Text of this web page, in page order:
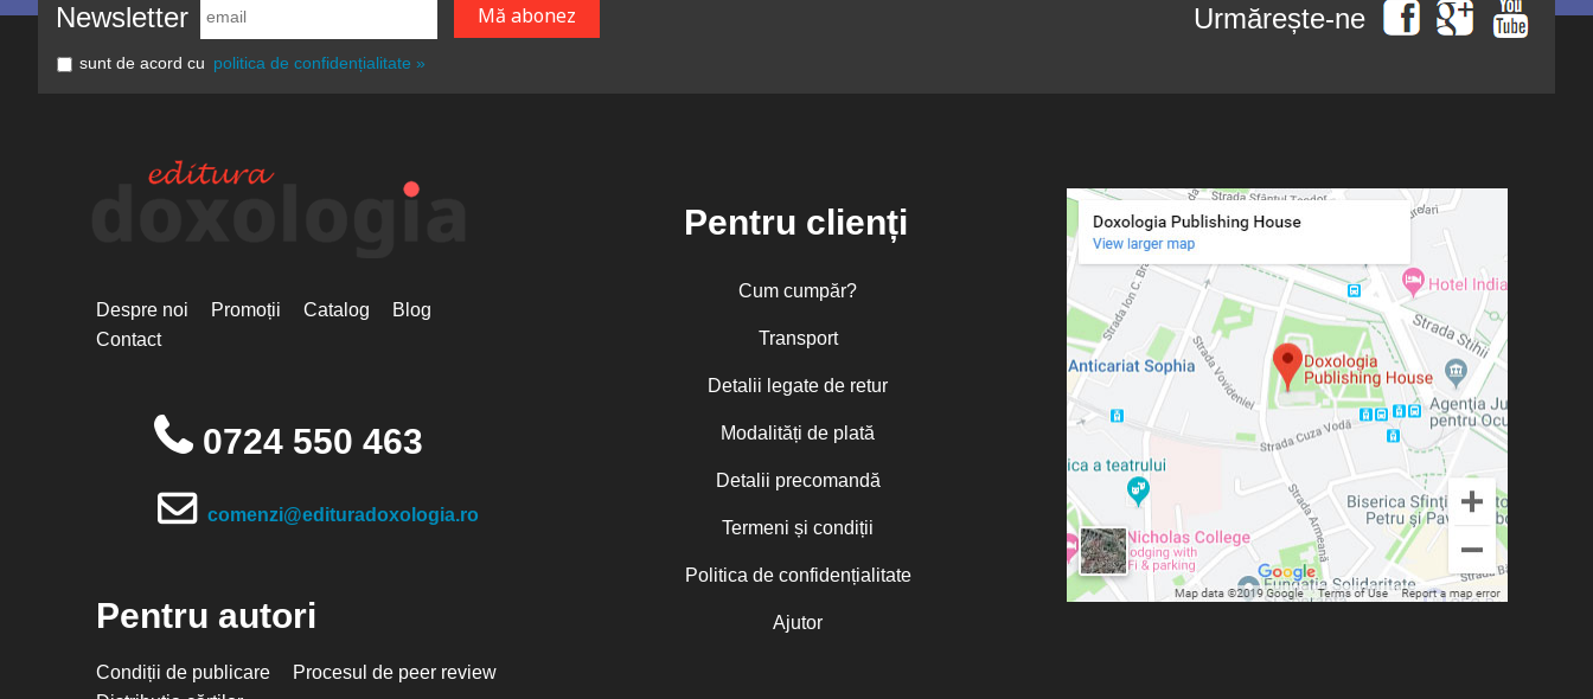
Newsletter
sunt de acord cu politica de confidențialitate »
Urmărește-ne
Despre noi Promoții Catalog
Blog
Contact
0724 550 463
comenzi@edituradoxologia.ro
Pentru autori
Condiții de publicare
Procesul de peer review
Pentru clienți
Cum cumpăr?
Transport
Detalii legate de retur
Modalități de plată
Detalii precomandă
Termeni și condiții
Politica de confidențialitate
Ajutor